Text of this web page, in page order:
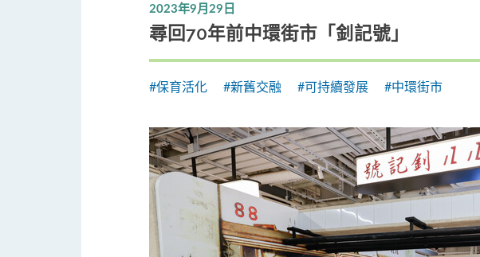
2023年9月29日
尋回70年前中環街市「釗記號」
#保育活化 #新舊交融 #可持續發展 #中環街市